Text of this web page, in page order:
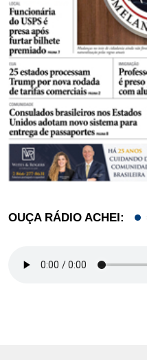
OUÇA RÁDIO ACHEI: